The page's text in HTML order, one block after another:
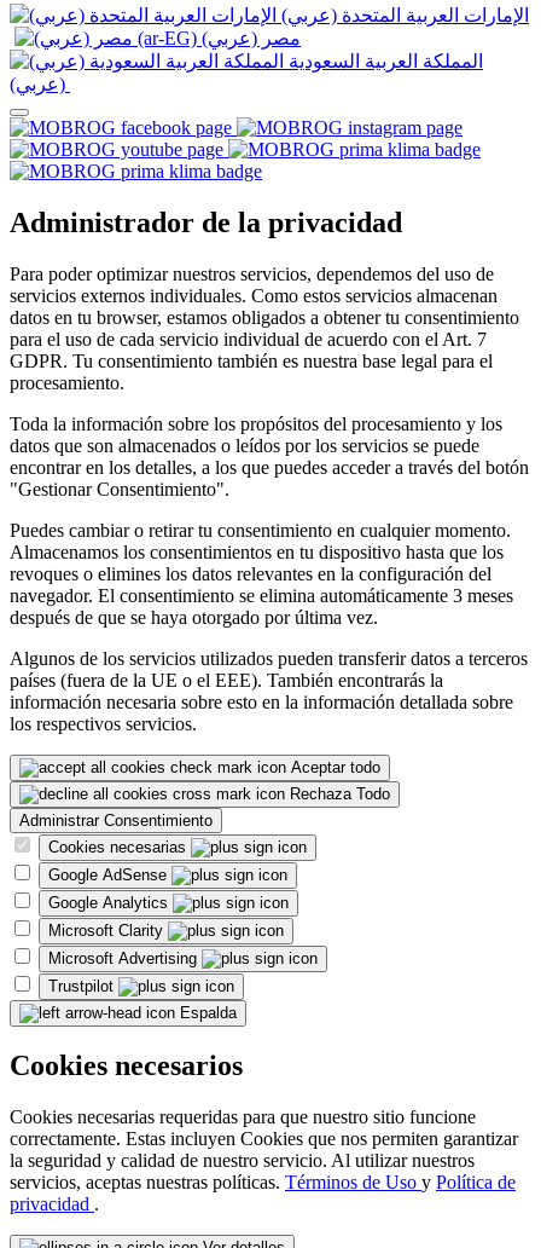
Administrador de la privacidad
Para poder optimizar nuestros servicios, dependemos del uso de
servicios externos individuales. Como estos servicios almacenan
datos en tu browser, estamos obligados a obtener tu consentimiento
para el uso de cada servicio individual de acuerdo con el Art. 7
GDPR. Tu consentimiento también es nuestra base legal para el
procesamiento.
Toda la información sobre los propósitos del procesamiento y los
datos que son almacenados o leídos por los servicios se puede
encontrar en los detalles, a los que puedes acceder a través del botón
"Gestionar Consentimiento".
Puedes cambiar o retirar tu consentimiento en cualquier momento.
Almacenamos los consentimientos en tu dispositivo hasta que los
revoques o elimines los datos relevantes en la configuración del
navegador. El consentimiento se elimina automáticamente 3 meses
después de que se haya otorgado por última vez.
Algunos de los servicios utilizados pueden transferir datos a terceros
países (fuera de la UE o el EEE). También encontrarás la
información necesaria sobre esto en la información detallada sobre
los respectivos servicios.
Aceptar todo
Rechaza Todo
Administrar Consentimiento
Cookies necesarias
Google AdSense
Google Analytics
Microsoft Clarity
Microsoft Advertising
Trustpilot
Espalda
Cookies necesarios
Cookies necesarias requeridas para que nuestro sitio funcione
correctamente. Estas incluyen Cookies que nos permiten garantizar
la seguridad y calidad de nuestro servicio. Al utilizar nuestros
servicios, aceptas nuestras políticas. Términos de Uso y Política de
privacidad .